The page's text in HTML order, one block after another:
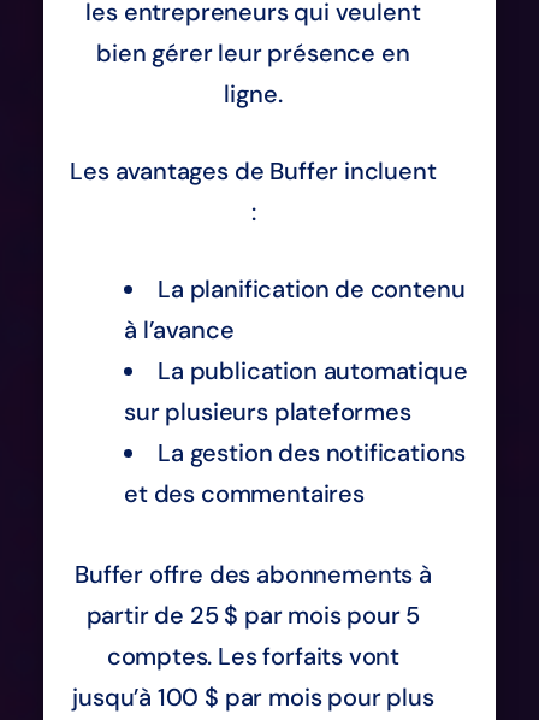
les entrepreneurs qui veulent
bien gérer leur présence en
ligne.
Les avantages de Buffer incluent
:
La planification de contenu
à l’avance
La publication automatique
sur plusieurs plateformes
La gestion des notifications
et des commentaires
Buffer offre des abonnements à
partir de 25 $ par mois pour 5
comptes. Les forfaits vont
jusqu’à 100 $ par mois pour plus